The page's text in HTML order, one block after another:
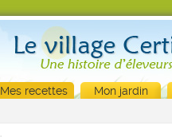
Mes recettes Mon jardin